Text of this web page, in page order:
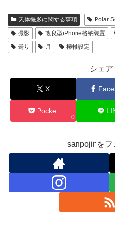
天体撮影に関する事項 Polar
撮影
改良型iPhone格納装置
曇り
月 極軸設定
シェア
X
Pocket
0
sanpojinをフ